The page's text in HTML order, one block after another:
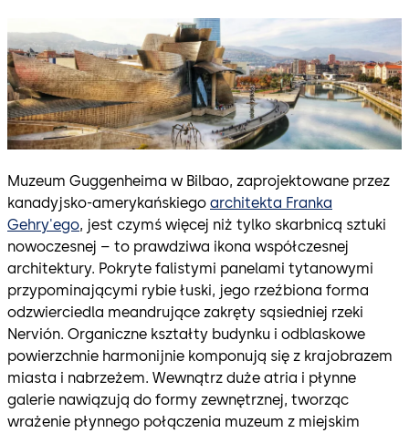
Muzeum Guggenheima w Bilbao, zaprojektowane przez
kanadyjsko-amerykańskiego architekta Franka
Gehry'ego, jest czymś więcej niż tylko skarbnicą sztuki
nowoczesnej – to prawdziwa ikona współczesnej
architektury. Pokryte falistymi panelami tytanowymi
przypominającymi rybie łuski, jego rzeźbiona forma
odzwierciedla meandrujące zakręty sąsiedniej rzeki
Nervión. Organiczne kształty budynku i odblaskowe
powierzchnie harmonijnie komponują się z krajobrazem
miasta i nabrzeżem. Wewnątrz duże atria i płynne
galerie nawiązują do formy zewnętrznej, tworząc
wrażenie płynnego połączenia muzeum z miejskim